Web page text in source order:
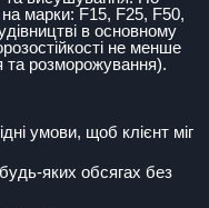
на марки: F15, F25, F50,
в основному
не менше
та розморожування).
умови, щоб клієнт міг
яких обсягах без